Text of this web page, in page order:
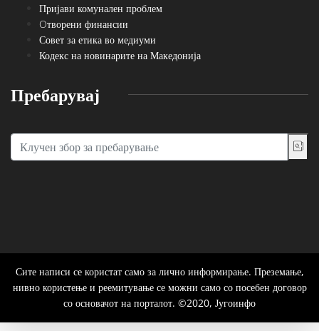
Пријави комунален проблем
Oтворени финансии
Совет за етика во медиуми
Кодекс на новинарите на Македонија
Пребарувај
Сите написи се користат само за лично информирање. Преземање,
нивно користење и реемитување се можни само со посебен договор
со основачот на порталот. ©2020, Југоинфо